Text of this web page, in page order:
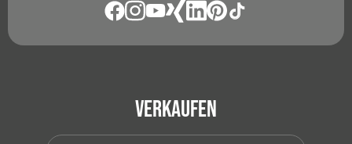
Verkaufen